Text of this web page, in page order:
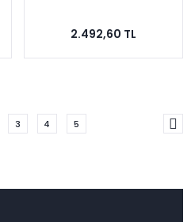
2.492,60 TL
3 4 5